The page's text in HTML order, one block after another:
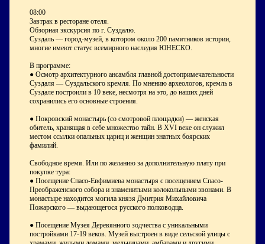
08:00
Завтрак в ресторане отеля.
Обзорная экскурсия по г. Суздалю.
Суздаль — город-музей, в котором около 200 памятников истории,
многие имеют статус всемирного наследия ЮНЕСКО.
В программе:
● Осмотр архитектурного ансамбля главной достопримечательности
Суздаля — Суздальского кремля. По мнению археологов, кремль в
Суздале построили в 10 веке, несмотря на это, до наших дней
сохранились его основные строения.
● Покровский монастырь (со смотровой площадки) — женская
обитель, хранящая в себе множество тайн. В XVI веке он служил
местом ссылки опальных цариц и женщин знатных боярских
фамилий.
Свободное время. Или по желанию за дополнительную плату при
покупке тура:
● Посещение Спасо-Евфимиева монастыря с посещением Спасо-
Преображенского собора и знаменитыми колокольными звонами. В
монастыре находится могила князя Дмитрия Михайловича
Пожарского — выдающегося русского полководца.
● Посещение Музея Деревянного зодчества с уникальными
постройками 17-19 веков. Музей выстроен в виде сельской улицы с